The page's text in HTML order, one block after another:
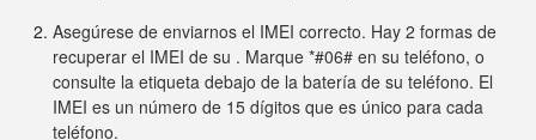
Asegúrese de enviarnos el IMEI correcto. Hay 2 formas de
recuperar el IMEI de su . Marque *#06# en su teléfono, o
consulte la etiqueta debajo de la batería de su teléfono. El
IMEI es un número de 15 dígitos que es único para cada
teléfono.